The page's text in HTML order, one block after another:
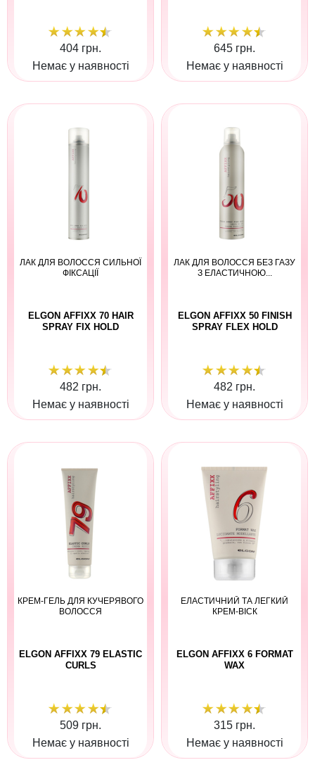
404 грн.
Немає у наявності
645 грн.
Немає у наявності
ЛАК ДЛЯ ВОЛОССЯ СИЛЬНОЇ
ФІКСАЦІЇ
ELGON AFFIXX 70 HAIR
SPRAY FIX HOLD
482 грн.
Немає у наявності
ЛАК ДЛЯ ВОЛОССЯ БЕЗ ГАЗУ
З ЕЛАСТИЧНОЮ...
ELGON AFFIXX 50 FINISH
SPRAY FLEX HOLD
482 грн.
Немає у наявності
КРЕМ-ГЕЛЬ ДЛЯ КУЧЕРЯВОГО
ВОЛОССЯ
ELGON AFFIXX 79 ELASTIC
CURLS
509 грн.
Немає у наявності
ЕЛАСТИЧНИЙ ТА ЛЕГКИЙ
КРЕМ-ВІСК
ELGON AFFIXX 6 FORMAT
WAX
315 грн.
Немає у наявності